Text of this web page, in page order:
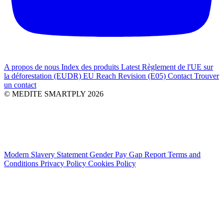
A propos de nous Index des produits Latest Règlement de l'UE sur
la déforestation (EUDR) EU Reach Revision (E05) Contact Trouver
un contact
© MEDITE SMARTPLY 2026
Modern Slavery Statement Gender Pay Gap Report Terms and
Conditions Privacy Policy Cookies Policy